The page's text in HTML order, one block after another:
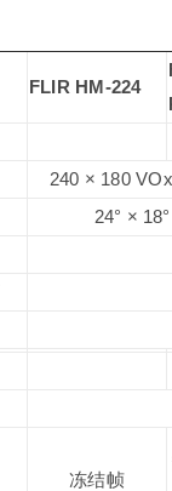
FLIR HM-224
240 × 180
24° ×
冻结帧